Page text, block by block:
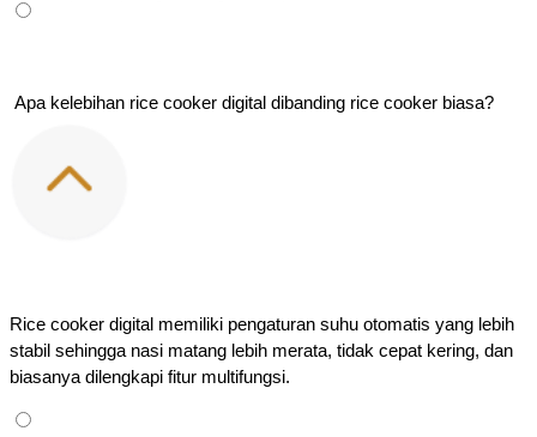
Apa kelebihan rice cooker digital dibanding rice cooker biasa?
Rice cooker digital memiliki pengaturan suhu otomatis yang lebih
stabil sehingga nasi matang lebih merata, tidak cepat kering, dan
biasanya dilengkapi fitur multifungsi.